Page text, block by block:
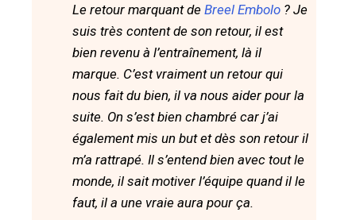
Le retour marquant de Breel Embolo ? Je
suis très content de son retour, il est
bien revenu à l’entraînement, là il
marque. C’est vraiment un retour qui
nous fait du bien, il va nous aider pour la
suite. On s’est bien chambré car j’ai
également mis un but et dès son retour il
m’a rattrapé. Il s’entend bien avec tout le
monde, il sait motiver l’équipe quand il le
faut, il a une vraie aura pour ça.